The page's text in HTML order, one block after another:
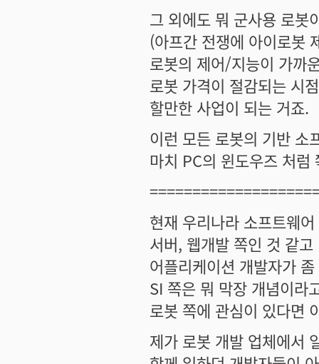
그 외에도 뭐 군사용 로봇
(아프간 전쟁에 아이로봇
로봇의 제어/지능이 가까
로봇 가격이 절감되는 시
할만한 사업이 되는 거죠.
이런 모든 로봇의 기반 소
마치 PC의 윈도우즈 처
현재 우리나라 소프트웨
서버, 웹개발 쪽인 것 같고
어플리케이션 개발자가
SI 쪽은 뭐 막장 개념이라
로봇 쪽에 관심이 있다면
제가 로봇 개발 업체에서